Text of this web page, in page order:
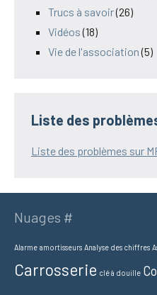
Trucs à savoir(26)
Vidéos(18)
Vie de l'association(5)
Liste des
Liste des problèmes sur
Nuages #
Alarme amortisseurs Analyse des chiffres
Carrosserie clé à douille